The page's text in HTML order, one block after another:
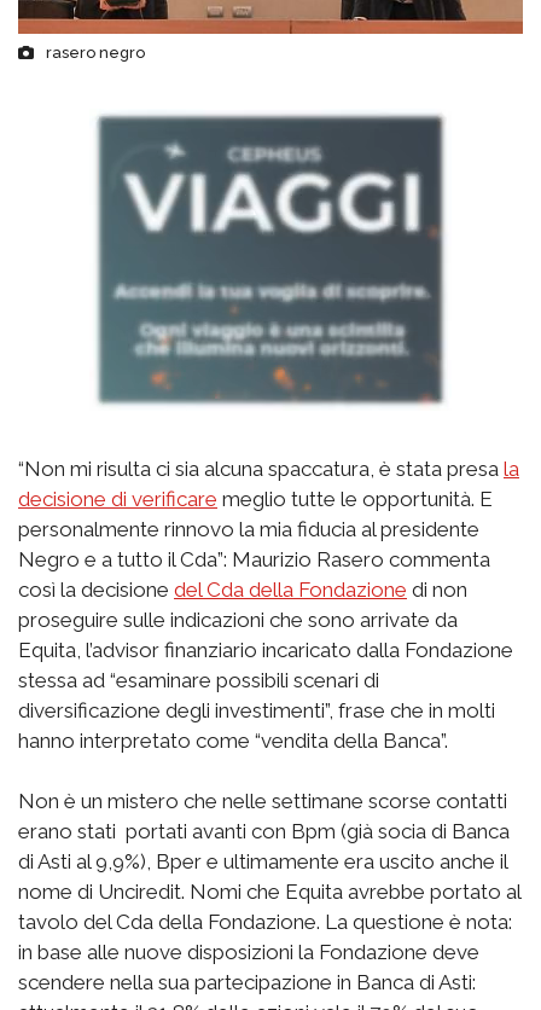
rasero negro
“Non mi risulta ci sia alcuna spaccatura, è stata presa la
decisione di verificare meglio tutte le opportunità. E
personalmente rinnovo la mia fiducia al presidente
Negro e a tutto il Cda”: Maurizio Rasero commenta
così la decisione del Cda della Fondazione di non
proseguire sulle indicazioni che sono arrivate da
Equita, l’advisor finanziario incaricato dalla Fondazione
stessa ad “esaminare possibili scenari di
diversificazione degli investimenti”, frase che in molti
hanno interpretato come “vendita della Banca”.
Non è un mistero che nelle settimane scorse contatti
erano stati portati avanti con Bpm (già socia di Banca
di Asti al 9,9%), Bper e ultimamente era uscito anche il
nome di Unciredit. Nomi che Equita avrebbe portato al
tavolo del Cda della Fondazione. La questione è nota:
in base alle nuove disposizioni la Fondazione deve
scendere nella sua partecipazione in Banca di Asti: